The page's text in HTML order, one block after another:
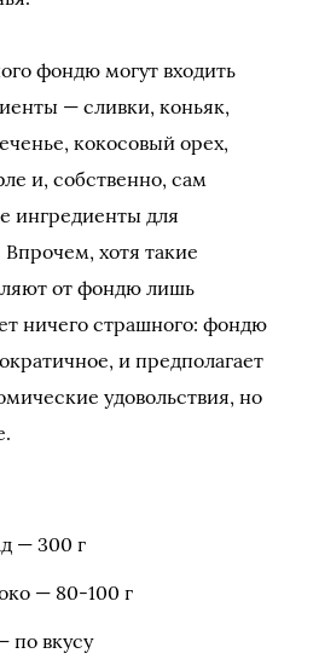
фондю могут входить
— сливки, коньяк,
кокосовый орех,
и, собственно, сам
ингредиенты для
хотя такие
от фондю лишь
ничего страшного: фондю
и предполагает
удовольствия, но
— 300 г
— 80-100 г
по вкусу